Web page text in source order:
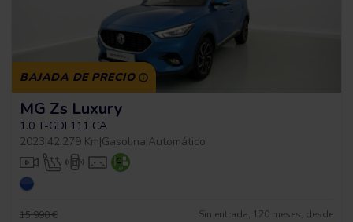
BAJADA DE PRECIO
MG Zs Luxury
1.0 T-GDI 111 CA
2023|42.279 Km|Gasolina|Automático
15.990 € Sin entrada, 120 meses, desde